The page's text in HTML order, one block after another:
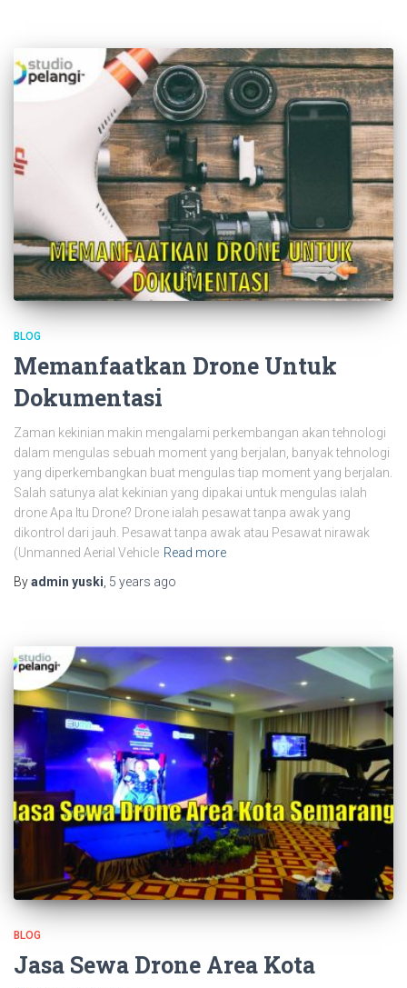
BLOG
Memanfaatkan Drone Untuk
Dokumentasi
Zaman kekinian makin mengalami perkembangan akan tehnologi
dalam mengulas sebuah moment yang berjalan, banyak tehnologi
yang diperkembangkan buat mengulas tiap moment yang berjalan.
Salah satunya alat kekinian yang dipakai untuk mengulas ialah
drone Apa Itu Drone? Drone ialah pesawat tanpa awak yang
dikontrol dari jauh. Pesawat tanpa awak atau Pesawat nirawak
(Unmanned Aerial Vehicle Read more
Byadmin yuski, 5 years ago
BLOG
Jasa Sewa Drone Area Kota